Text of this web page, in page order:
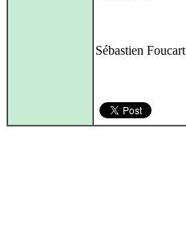
Sébastien Foucart